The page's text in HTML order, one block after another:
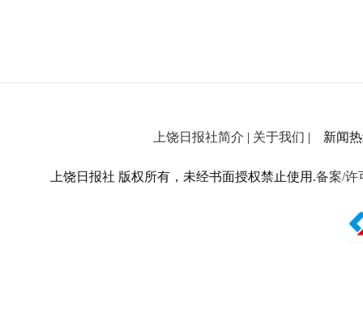
上饶日报社简介 | 关于我们 | 新闻热
上饶日报社 版权所有，未经书面授权禁止使用.备案/许